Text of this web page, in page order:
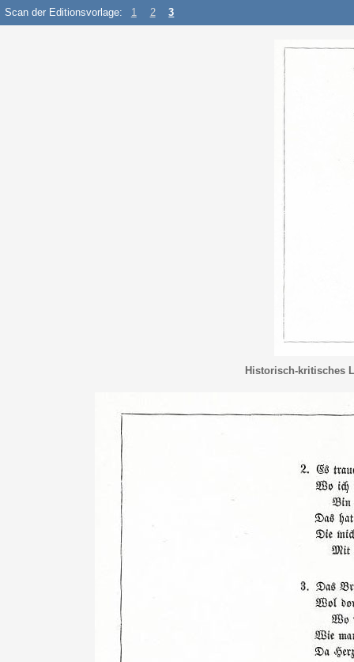
Scan der Editionsvorlage: 1 2 3
Historisch-kritisches